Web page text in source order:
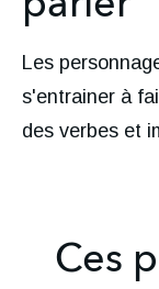
Les
s'entrainer à
des verbes et
Ces